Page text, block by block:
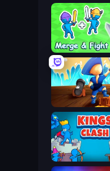
Merge and Fight
Captains Idle
Kings Clash